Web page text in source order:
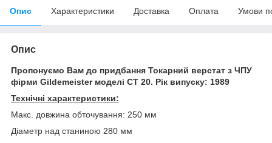
Опис Характеристики Доставка Оплата Умови
Опис
Пропонуємо Вам до придбання Токарний верстат з ЧПУ
фірми Gildemeister моделі CT 20. Рік випуску: 1989
Технічні характеристики:
Макс. довжина обточування: 250 мм
Діаметр над станиною 280 мм